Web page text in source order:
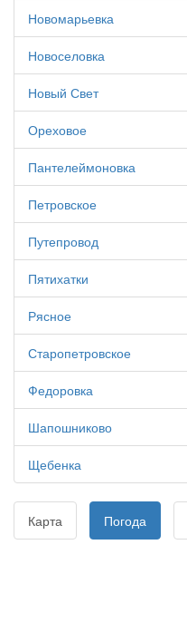
Новомарьевка
Новоселовка
Новый Свет
Ореховое
Пантелеймоновка
Петровское
Путепровод
Пятихатки
Рясное
Старопетровское
Федоровка
Шапошниково
Щебенка
Карта Погода